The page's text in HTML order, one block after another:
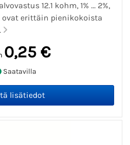
12.1 kohm, 1% ... 2%,
ovat erittäin pienikokoista
0,25 €
Saatavilla